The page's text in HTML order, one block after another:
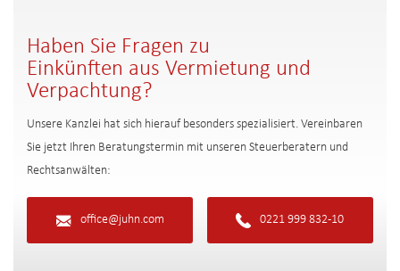
Haben Sie Fragen zu
Einkünften aus Vermietung und
Verpachtung?
Unsere Kanzlei hat sich hierauf besonders spezialisiert. Vereinbaren
Sie jetzt Ihren Beratungstermin mit unseren Steuerberatern und
Rechtsanwälten:
office@juhn.com 0221 999 832-10